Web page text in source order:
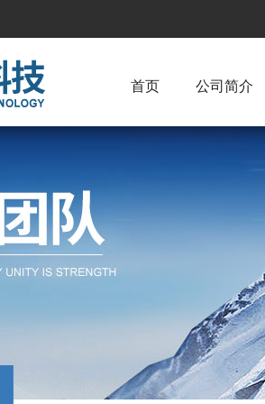
首页 公司简介